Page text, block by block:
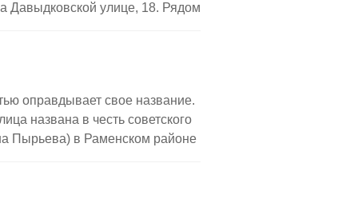
Давыдковской улице, 18. Рядом
станция метро
доступности.
завершено в 2012 году. Это
архитектурном стиле
дома […]
оправдывает свое название.
названа в честь советского
Пырьева) в Раменском районе
этот жилой комплекс
элиты,